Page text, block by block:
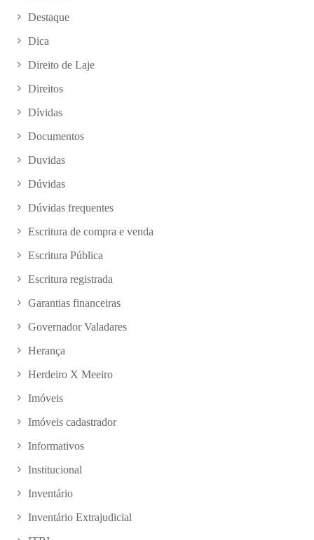
Destaque
Dica
Direito de Laje
Direitos
Dívidas
Documentos
Duvidas
Dúvidas
Dúvidas frequentes
Escritura de compra e venda
Escritura Pública
Escritura registrada
Garantias financeiras
Governador Valadares
Herança
Herdeiro X Meeiro
Imóveis
Imóveis cadastrador
Informativos
Institucional
Inventário
Inventário Extrajudicial